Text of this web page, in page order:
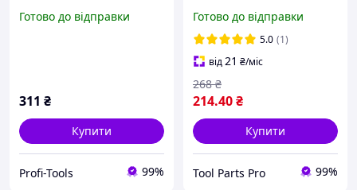
Готово до відправки
311 ₴
Купити
Profi-Tools 99%
шпонка), ремонт,
запчастини, для
редуктора, для болгарки
(Tool
Готово до відправки
5.0 (1)
від21 ₴/міс
214.40₴
268 ₴
Купити
Tool Parts Pro 99%